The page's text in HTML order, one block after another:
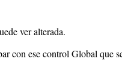
ver alterada.
ese control Global que